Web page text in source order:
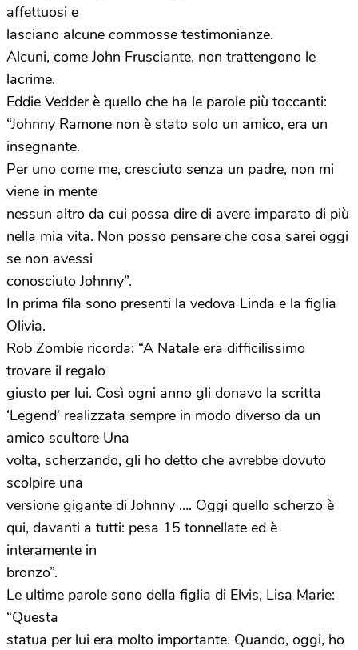
affettuosi e
lasciano alcune commosse testimonianze.
Alcuni, come John Frusciante, non trattengono le
lacrime.
Eddie Vedder è quello che ha le parole più toccanti:
“Johnny Ramone non è stato solo un amico, era un
insegnante.
Per uno come me, cresciuto senza un padre, non mi
viene in mente
nessun altro da cui possa dire di avere imparato di più
nella mia vita. Non posso pensare che cosa sarei oggi
se non avessi
conosciuto Johnny”.
In prima fila sono presenti la vedova Linda e la figlia
Olivia.
Rob Zombie ricorda: “A Natale era difficilissimo
trovare il regalo
giusto per lui. Così ogni anno gli donavo la scritta
‘Legend’ realizzata sempre in modo diverso da un
amico scultore Una
volta, scherzando, gli ho detto che avrebbe dovuto
scolpire una
versione gigante di Johnny …. Oggi quello scherzo è
qui, davanti a tutti: pesa 15 tonnellate ed è
interamente in
bronzo”.
Le ultime parole sono della figlia di Elvis, Lisa Marie:
“Questa
statua per lui era molto importante. Quando, oggi, ho